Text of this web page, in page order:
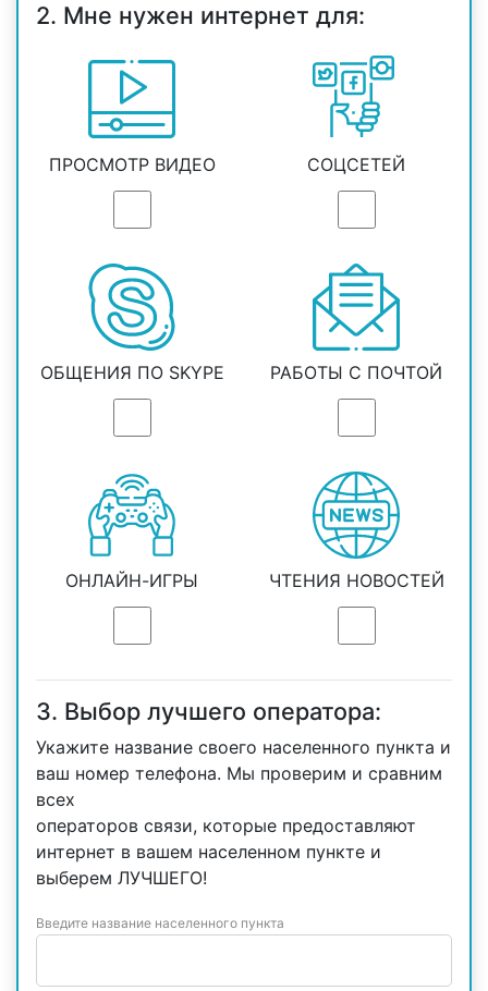
2. Мне нужен интернет для:
ПРОСМОТР ВИДЕО СОЦСЕТЕЙ
ОБЩЕНИЯ ПО SKYPE РАБОТЫ С ПОЧТОЙ
ОНЛАЙН-ИГРЫ ЧТЕНИЯ НОВОСТЕЙ
3. Выбор лучшего оператора:
Укажите название своего населенного пункта и
ваш номер телефона. Мы проверим и сравним
всех
операторов связи, которые предоставляют
интернет в вашем населенном пункте и
выберем ЛУЧШЕГО!
Введите название населенного пункта